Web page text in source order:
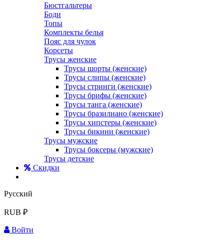
Бюстгальтеры
Боди
Топы
Комплекты белья
Пояс для чулок
Корсеты
Трусы женские
Трусы шорты (женские)
Трусы слипы (женские)
Трусы стринги (женские)
Трусы брифы (женские)
Трусы танга (женские)
Трусы бразилиано (женские)
Трусы хипстеры (женские)
Трусы бикини (женские)
Трусы мужские
Трусы боксеры (мужские)
Трусы детские
Скидки
Русский
RUB ₽
Войти